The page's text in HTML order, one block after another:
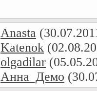
Anasta
Katenok
olgadilar
Анна_Демо